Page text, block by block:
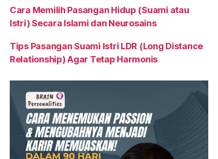
Cara Memilih Pasangan Hidup (Suami atau
Istri) Secara Islami dan Neurosains
Tips Pasangan Suami Istri LDR (Long Distance
Relationship) Agar Tetap Harmonis